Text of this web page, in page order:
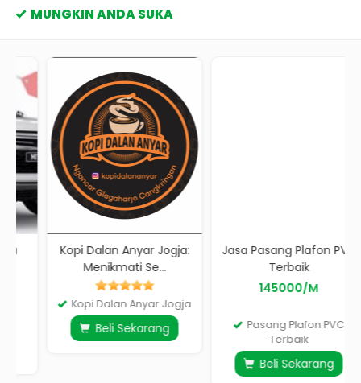
MUNGKIN ANDA SUKA
Kopi Dalan Anyar Jogja:
Menikmati Se...
Kopi Dalan Anyar Jogja
Beli Sekarang
Jasa Pasang Plafon PVC
Terbaik
145000/M
Pasang Plafon PVC
Terbaik
Beli Sekarang